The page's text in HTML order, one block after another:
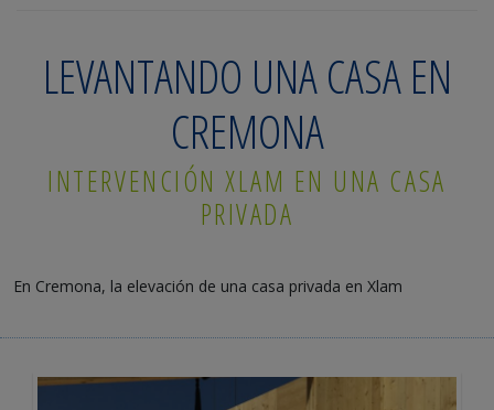
LEVANTANDO UNA CASA EN
CREMONA
INTERVENCIÓN XLAM EN UNA CASA
PRIVADA
En Cremona, la elevación de una casa privada en Xlam